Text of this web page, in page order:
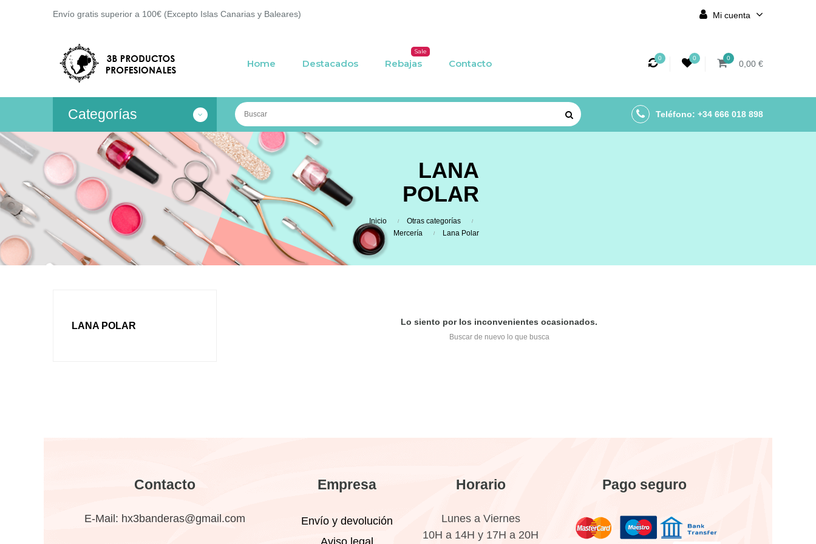
Envío gratis superior a 100€ (Excepto Islas Canarias y Baleares) Mi cuenta
Home Destacados Rebajas
Sale
Contacto 0 0 0
0,00 €
Categorías Teléfono: +34 666 018 898
LANA
POLAR
Inicio
Otras categorías
Mercería
Lana Polar
LANA POLAR Lo siento por los inconvenientes ocasionados.
Buscar de nuevo lo que busca
Contacto
E-Mail: hx3banderas@gmail.com
Empresa
Envío y devolución
Aviso legal
Horario
Lunes a Viernes
10H a 14H y 17H a 20H
Pago seguro